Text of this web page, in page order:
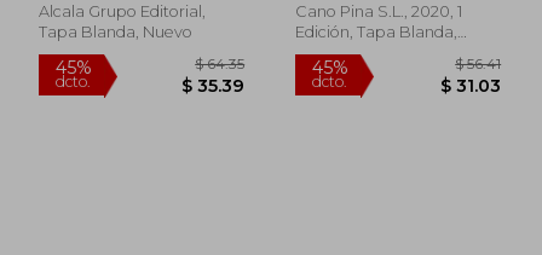
45%
dcto. $ 34.06
45%
dcto. $
Alcala Grupo Editorial,
Tapa Blanda, Nuevo
Cano Pina S.L., 2020, 1
Edición, Tapa Blanda,
Nuevo